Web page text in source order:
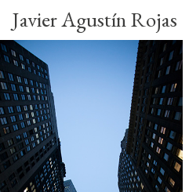
Javier Agustín Rojas